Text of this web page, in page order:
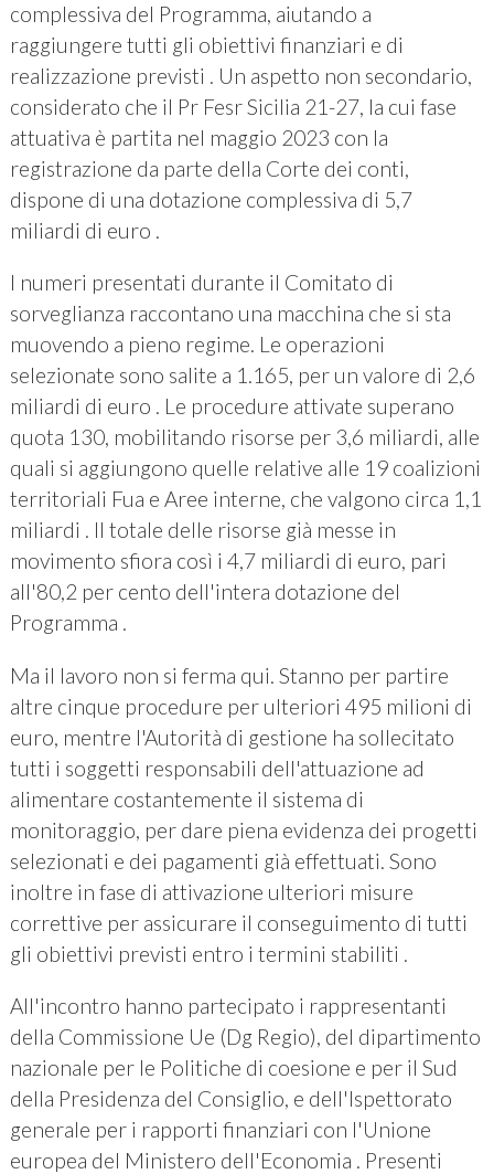
complessiva del Programma, aiutando a
raggiungere tutti gli obiettivi finanziari e di
realizzazione previsti . Un aspetto non secondario,
considerato che il Pr Fesr Sicilia 21-27, la cui fase
attuativa è partita nel maggio 2023 con la
registrazione da parte della Corte dei conti,
dispone di una dotazione complessiva di 5,7
miliardi di euro .
I numeri presentati durante il Comitato di
sorveglianza raccontano una macchina che si sta
muovendo a pieno regime. Le operazioni
selezionate sono salite a 1.165, per un valore di 2,6
miliardi di euro . Le procedure attivate superano
quota 130, mobilitando risorse per 3,6 miliardi, alle
quali si aggiungono quelle relative alle 19 coalizioni
territoriali Fua e Aree interne, che valgono circa 1,1
miliardi . Il totale delle risorse già messe in
movimento sfiora così i 4,7 miliardi di euro, pari
all'80,2 per cento dell'intera dotazione del
Programma .
Ma il lavoro non si ferma qui. Stanno per partire
altre cinque procedure per ulteriori 495 milioni di
euro, mentre l'Autorità di gestione ha sollecitato
tutti i soggetti responsabili dell'attuazione ad
alimentare costantemente il sistema di
monitoraggio, per dare piena evidenza dei progetti
selezionati e dei pagamenti già effettuati. Sono
inoltre in fase di attivazione ulteriori misure
correttive per assicurare il conseguimento di tutti
gli obiettivi previsti entro i termini stabiliti .
All'incontro hanno partecipato i rappresentanti
della Commissione Ue (Dg Regio), del dipartimento
nazionale per le Politiche di coesione e per il Sud
della Presidenza del Consiglio, e dell'Ispettorato
generale per i rapporti finanziari con l'Unione
europea del Ministero dell'Economia . Presenti